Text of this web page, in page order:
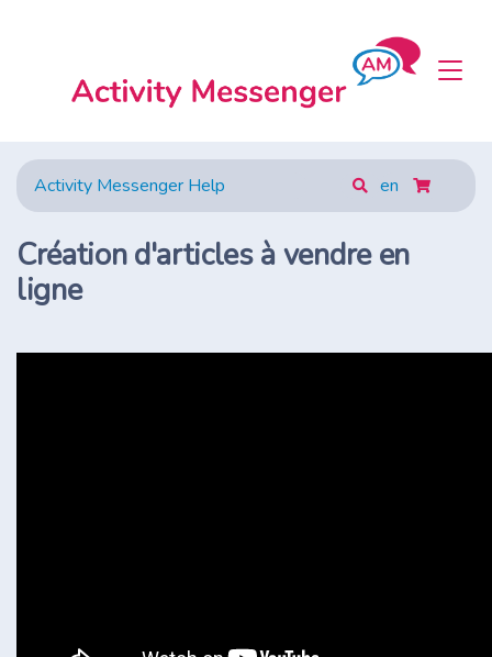
Activity Messenger Help en
Création d'articles à vendre en
ligne